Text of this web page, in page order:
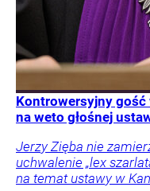
Kontrowersyjny
na weto głośnej
Jerzy Zięba nie
uchwalenie „lex
na temat ustawy w